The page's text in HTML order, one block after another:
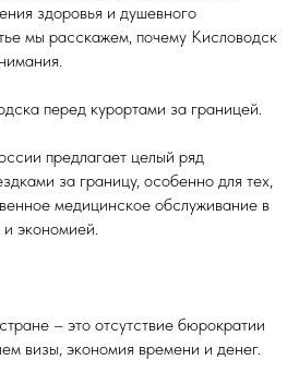
здоровья и душевного
мы расскажем, почему Кисловодск
перед курортами за границей.
предлагает целый ряд
за границу, особенно для тех,
медицинское обслуживание в
и экономией.
– это отсутствие бюрократии
визы, экономия времени и денег.